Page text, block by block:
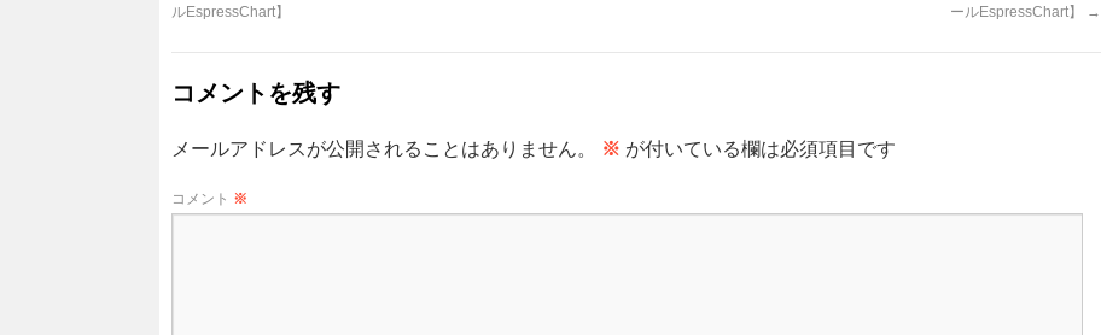
ルEspressChart】
ールEspressChart】
→
コメントを残す
メールアドレスが公開されることはありません。 ※ が付いている欄は必須項目です
コメント ※